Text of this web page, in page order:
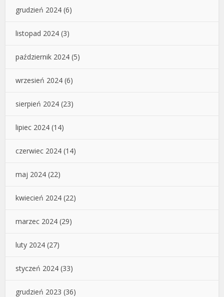
grudzień 2024 (6)
listopad 2024 (3)
październik 2024 (5)
wrzesień 2024 (6)
sierpień 2024 (23)
lipiec 2024 (14)
czerwiec 2024 (14)
maj 2024 (22)
kwiecień 2024 (22)
marzec 2024 (29)
luty 2024 (27)
styczeń 2024 (33)
grudzień 2023 (36)